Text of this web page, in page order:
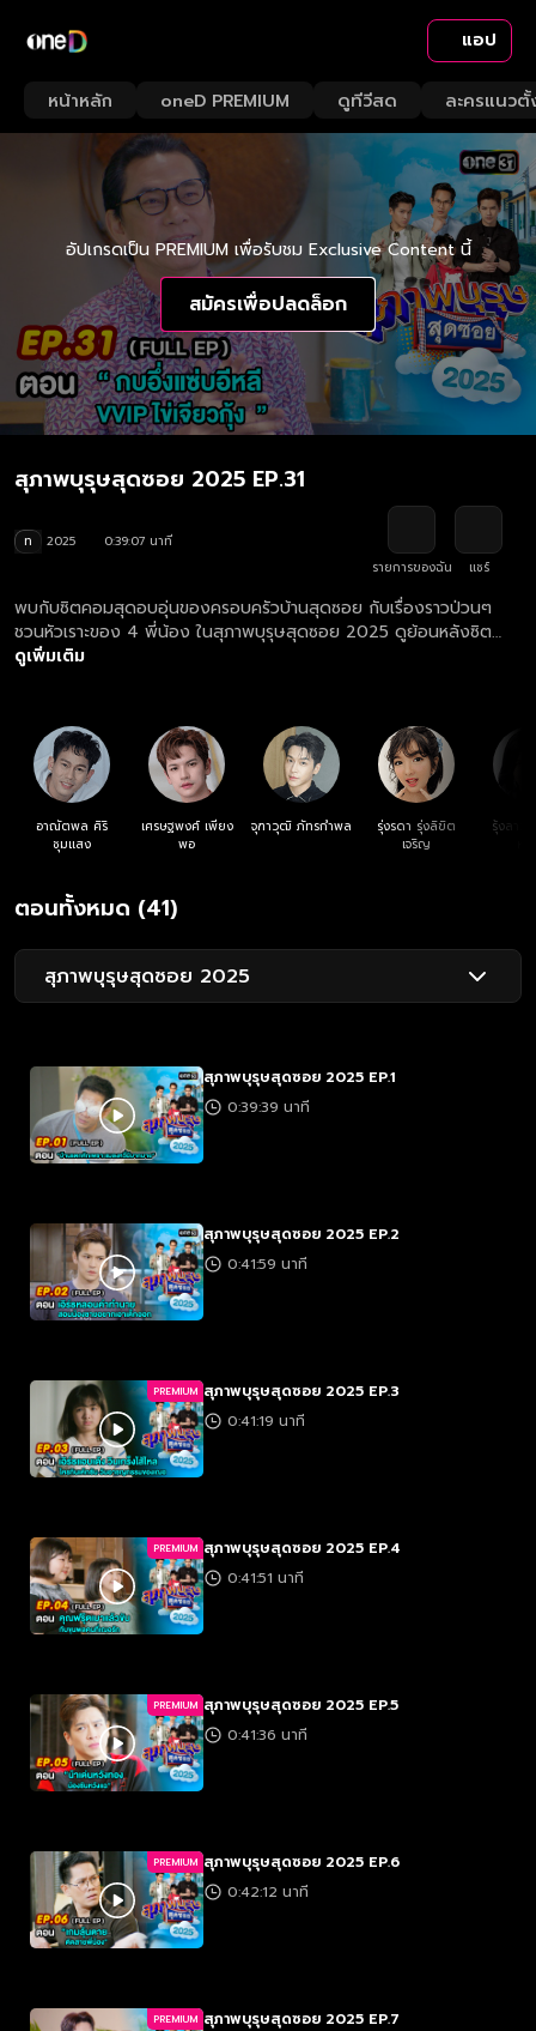
แอป
หน้าหลัก oneD PREMIUM ดูทีวีสด ละครแนวตั้
อัปเกรดเป็น PREMIUM เพื่อรับชม Exclusive Content นี้
สมัครเพื่อปลดล็อก
สุภาพบุรุษสุดซอย 2025 EP.31
ท 2025
0:39:07 นาที
รายการของฉัน
แชร์
พบกับซิตคอมสุดอบอุ่นของครอบครัวบ้านสุดซอย กับเรื่องราวป่วนๆ
ชวนหัวเราะของ 4 พี่น้อง ในสุภาพบุรุษสุดซอย 2025 ดูย้อนหลังซิต
คอม สุภาพบุรุษสุดซอย 2025 ตอนล่าสุด ที่แรก ที่เดียว ทุกวันเสาร์
ดูเพิ่มเติม
อาณัตพล ศิริ
ชุมแสง
เศรษฐพงศ์ เพียง
พอ
จุฑาวุฒิ ภัทรกำพล
รุ่งรดา รุ่งลิขิต
เจริญ
รุ้งลาวั
ตอนทั้งหมด (41)
สุภาพบุรุษสุดซอย 2025
สุภาพบุรุษสุดซอย 2025 EP.1
0:39:39 นาที
สุภาพบุรุษสุดซอย 2025 EP.2
0:41:59 นาที
PREMIUM สุภาพบุรุษสุดซอย 2025 EP.3
0:41:19 นาที
PREMIUM สุภาพบุรุษสุดซอย 2025 EP.4
0:41:51 นาที
PREMIUM สุภาพบุรุษสุดซอย 2025 EP.5
0:41:36 นาที
PREMIUM สุภาพบุรุษสุดซอย 2025 EP.6
0:42:12 นาที
PREMIUM สุภาพบุรุษสุดซอย 2025 EP.7